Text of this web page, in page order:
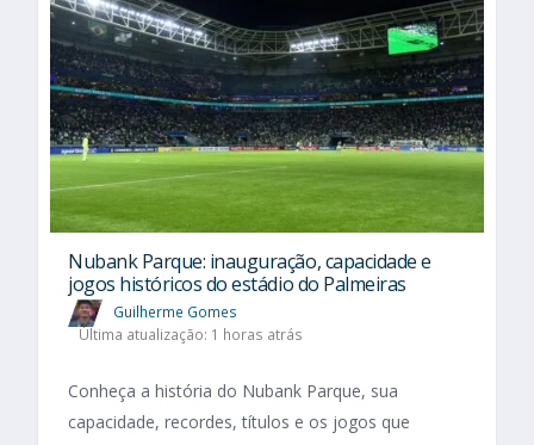
Nubank Parque: inauguração, capacidade e
jogos históricos do estádio do Palmeiras
Guilherme Gomes
Última atualização: 1 horas atrás
Conheça a história do Nubank Parque, sua
capacidade, recordes, títulos e os jogos que